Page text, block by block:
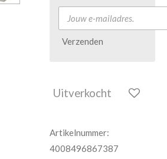
Verzenden
Uitverkocht
Artikelnummer:
4008496867387